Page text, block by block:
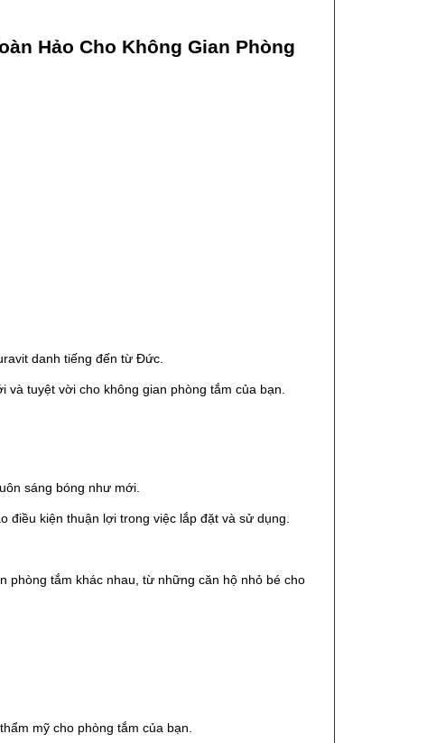
Hảo Cho Không Gian Phòng
danh tiếng đến từ Đức.
tuyệt vời cho không gian phòng tắm của bạn.
sáng bóng như mới.
điều kiện thuận lợi trong việc lắp đặt và sử dụng.
phòng tắm khác nhau, từ những căn hộ nhỏ bé cho
mỹ cho phòng tắm của bạn.